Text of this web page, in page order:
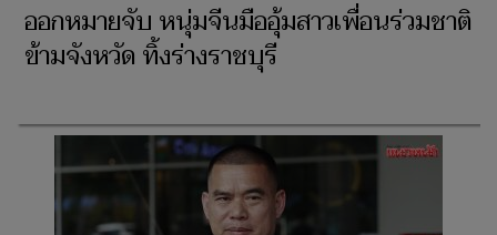
ออกหมายจับ หนุ่มจีนมืออุ้มสาวเพื่อนร่วมชาติ
ข้ามจังหวัด ทิ้งร่างราชบุรี